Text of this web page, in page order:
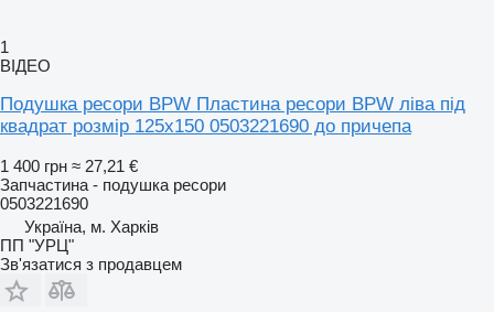
1
ВІДЕО
Подушка ресори BPW Пластина ресори BPW ліва під
квадрат розмір 125х150 0503221690 до причепа
1 400 грн ≈ 27,21 €
Запчастина - подушка ресори
0503221690
Україна, м. Харків
ПП "УРЦ"
Зв'язатися з продавцем